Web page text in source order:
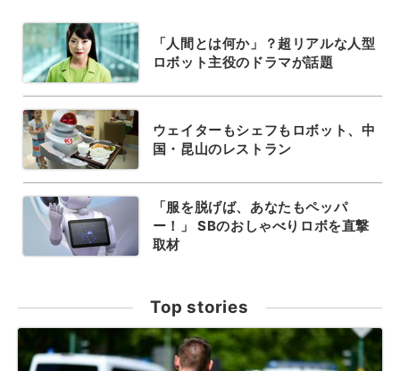
「人間とは何か」？超リアルな人型
ロボット主役のドラマが話題
ウェイターもシェフもロボット、中
国・昆山のレストラン
「服を脱げば、あなたもペッパ
ー！」 SBのおしゃべりロボを直撃
取材
Top stories